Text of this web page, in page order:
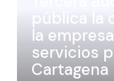
pública la
la
servicios
Cartagena